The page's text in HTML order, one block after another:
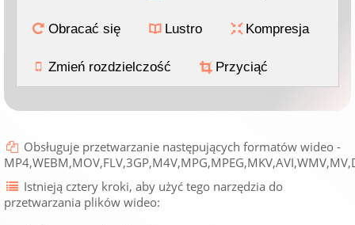
Obracać się Lustro Kompresja
Zmień rozdzielczość Przyciąć
Obsługuje przetwarzanie następujących formatów wideo -
Istnieją cztery kroki, aby użyć tego narzędzia do
przetwarzania plików wideo: